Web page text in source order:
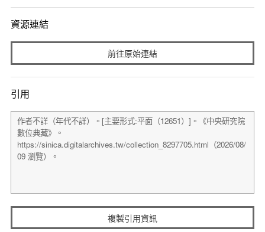
資源連結
前往原始連結
引用
複製引用資訊